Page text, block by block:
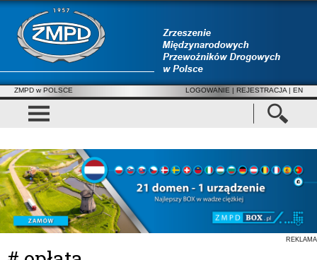
ZMPD w POLSCE LOGOWANIE | REJESTRACJA | EN
REKLAMA